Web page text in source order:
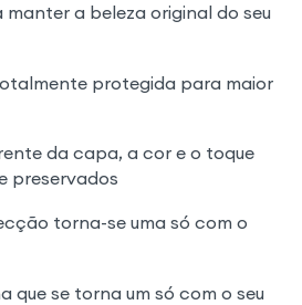
manter a beleza original do seu
protegida para maior
da capa, a cor e o toque
preservados
torna-se uma só com o
que se torna um só com o seu